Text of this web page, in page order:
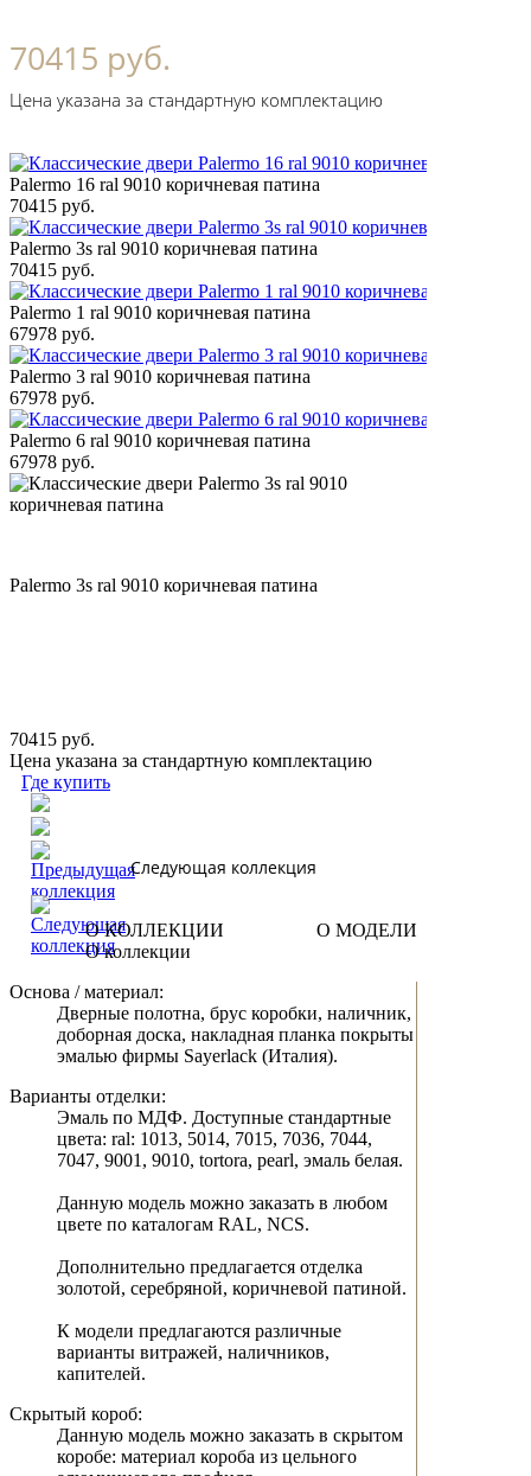
70415 руб.
Цена указана за стандартную комплектацию
Palermo 16 ral 9010 коричневая патина
70415 руб.
Palermo 3s ral 9010 коричневая патина
70415 руб.
Palermo 1 ral 9010 коричневая патина
67978 руб.
Palermo 3 ral 9010 коричневая патина
67978 руб.
Palermo 6 ral 9010 коричневая патина
67978 руб.
Palermo 3s ral 9010 коричневая патина
70415 руб.
Цена указана за стандартную комплектацию
Где купить
Следующая коллекция
О КОЛЛЕКЦИИ
О МОДЕЛИ
О коллекции
Основа / материал:
Дверные полотна, брус коробки, наличник,
доборная доска, накладная планка покрыты
эмалью фирмы Sayerlack (Италия).
Варианты отделки:
Эмаль по МДФ. Доступные стандартные
цвета: ral: 1013, 5014, 7015, 7036, 7044,
7047, 9001, 9010, tortora, pearl, эмаль белая.
Данную модель можно заказать в любом
цвете по каталогам RAL, NCS.
Дополнительно предлагается отделка
золотой, серебряной, коричневой патиной.
К модели предлагаются различные
варианты витражей, наличников,
капителей.
Скрытый короб:
Данную модель можно заказать в скрытом
коробе: материал короба из цельного